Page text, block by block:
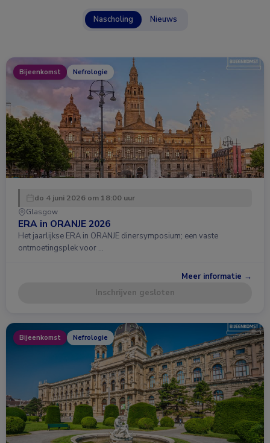
Nascholing Nieuws
Bijeenkomst Nefrologie
do 4 juni 2026 om 18:00 uur
Glasgow
ERA in ORANJE 2026
Het jaarlijkse ERA in ORANJE dinersymposium; een vaste
ontmoetingsplek voor …
Meer informatie →
Inschrijven gesloten
Bijeenkomst Nefrologie